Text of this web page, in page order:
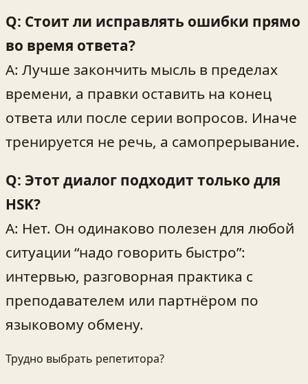
Q: Стоит ли исправлять ошибки прямо
во время ответа?
A: Лучше закончить мысль в пределах
времени, а правки оставить на конец
ответа или после серии вопросов. Иначе
тренируется не речь, а самопрерывание.
Q: Этот диалог подходит только для
HSK?
A: Нет. Он одинаково полезен для любой
ситуации “надо говорить быстро”:
интервью, разговорная практика с
преподавателем или партнёром по
языковому обмену.
Трудно выбрать репетитора?